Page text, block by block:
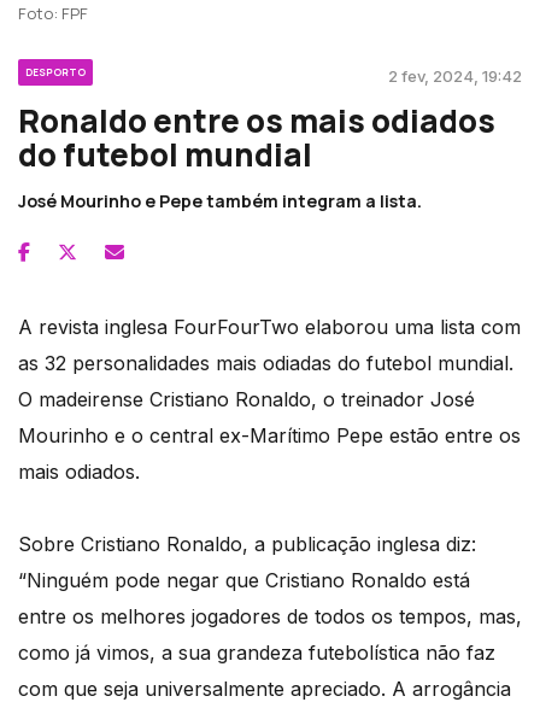
Foto: FPF
DESPORTO 2 fev, 2024, 19:42
Ronaldo entre os mais odiados
do futebol mundial
José Mourinho e Pepe também integram a lista.
A revista inglesa FourFourTwo elaborou uma lista com
as 32 personalidades mais odiadas do futebol mundial.
O madeirense Cristiano Ronaldo, o treinador José
Mourinho e o central ex-Marítimo Pepe estão entre os
mais odiados.
Sobre Cristiano Ronaldo, a publicação inglesa diz:
“Ninguém pode negar que Cristiano Ronaldo está
entre os melhores jogadores de todos os tempos, mas,
como já vimos, a sua grandeza futebolística não faz
com que seja universalmente apreciado. A arrogância